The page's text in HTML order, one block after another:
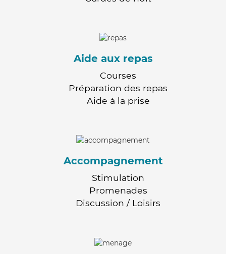
Aide aux repas
Courses
Préparation des repas
Aide à la prise
Accompagnement
Stimulation
Promenades
Discussion / Loisirs